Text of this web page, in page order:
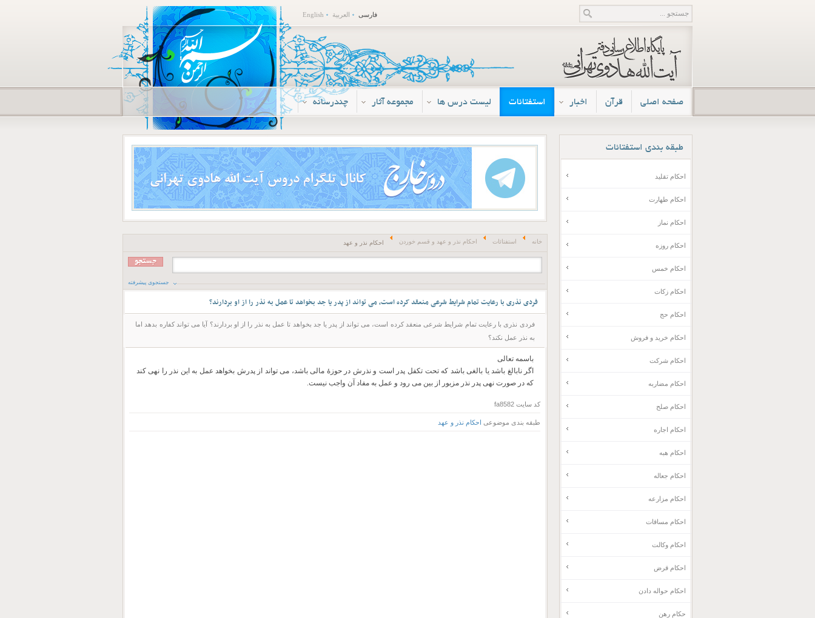
فارسی العربية English
صفحه اصلی قرآن اخبار استفتائات لیست درس ها مجموعه آثار چندرسانه
خانه استفتائات احکام نذر و عهد و قسم خوردن احکام نذر و عهد
جستجوی پیشرفته
فردی نذری با رعایت تمام شرایط شرعی منعقد کرده است، می تواند از پدر یا جد بخواهد تا عمل به نذر را از او بردارند؟
فردی نذری با رعایت تمام شرایط شرعی منعقد کرده است، می تواند از پدر یا جد بخواهد تا عمل به نذر را از او بردارند؟ آیا می تواند کفاره بدهد اما
به نذر عمل نکند؟
باسمه تعالی
اگر نابالغ باشد یا بالغی باشد که تحت تکفل پدر است و نذرش در حوزۀ مالی باشد، می تواند از پدرش بخواهد عمل به این نذر را نهی کند
که در صورت نهی پدر نذر مزبور از بین می رود و عمل به مفاد آن واجب نیست.
کد سایتfa8582
طبقه بندی موضوعی احکام نذر و عهد
طبقه بندی استفتائات
احکام تقلید
احکام طهارت
احکام نماز
احکام روزه
احکام خمس
احکام زکات
احکام حج
احکام خرید و فروش
احکام شرکت
احکام مضاربه
احکام صلح
احکام اجاره
احکام هبه
احکام جعاله
احکام مزارعه
احکام مساقات
احکام وکالت
احکام قرض
احکام حواله دادن
حکام رهن